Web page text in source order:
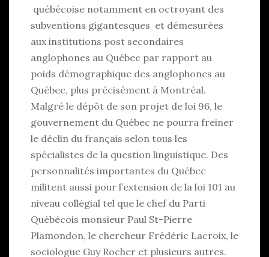
québécoise notamment en octroyant des
subventions gigantesques et démesurées
aux institutions post secondaires
anglophones au Québec par rapport au
poids démographique des anglophones au
Québec, plus précisément à Montréal.
Malgré le dépôt de son projet de loi 96, le
gouvernement du Québec ne pourra freiner
le déclin du français selon tous les
spécialistes de la question linguistique. Des
personnalités importantes du Québec
militent aussi pour l’extension de la loi 101 au
niveau collégial tel que le chef du Parti
Québécois monsieur Paul St-Pierre
Plamondon, le chercheur Frédéric Lacroix, le
sociologue Guy Rocher et plusieurs autres.